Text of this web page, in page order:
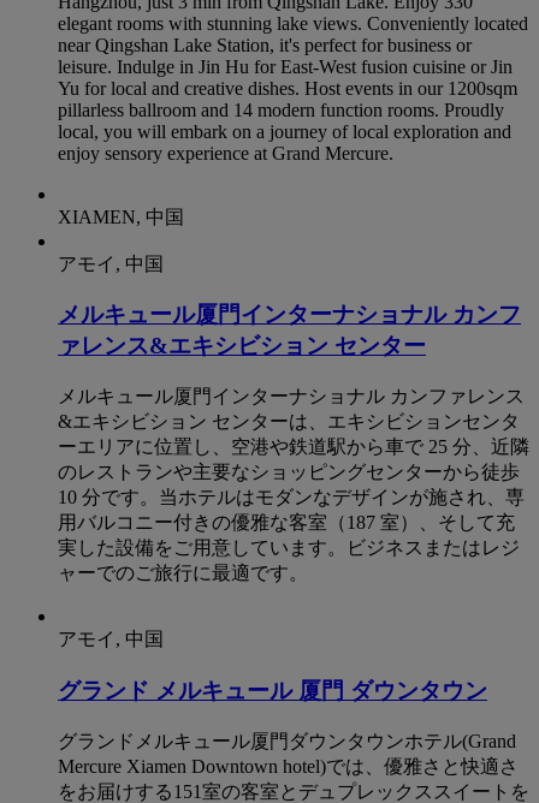
elegant rooms with stunning lake views. Conveniently located
near Qingshan Lake Station, it's perfect for business or
leisure. Indulge in Jin Hu for East-West fusion cuisine or Jin
Yu for local and creative dishes. Host events in our 1200sqm
pillarless ballroom and 14 modern function rooms. Proudly
local, you will embark on a journey of local exploration and
enjoy sensory experience at Grand Mercure.
XIAMEN, 中国
アモイ, 中国
メルキュール厦門インターナショナル カンフ
ァレンス&エキシビション センター
メルキュール厦門インターナショナル カンファレンス
&エキシビション センターは、エキシビションセンタ
ーエリアに位置し、空港や鉄道駅から車で 25 分、近隣
のレストランや主要なショッピングセンターから徒歩
10 分です。当ホテルはモダンなデザインが施され、専
用バルコニー付きの優雅な客室（187 室）、そして充
実した設備をご用意しています。ビジネスまたはレジ
ャーでのご旅行に最適です。
アモイ, 中国
グランド メルキュール 厦門 ダウンタウン
グランドメルキュール厦門ダウンタウンホテル(Grand
Mercure Xiamen Downtown hotel)では、優雅さと快適さ
をお届けする151室の客室とデュプレックススイートを